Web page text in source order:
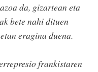
da, gizartean eta
bete nahi dituen
eragina duena.
frankistaren